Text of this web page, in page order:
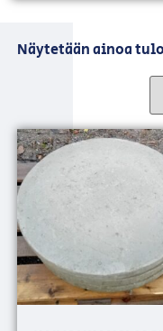
Näytetään ainoa